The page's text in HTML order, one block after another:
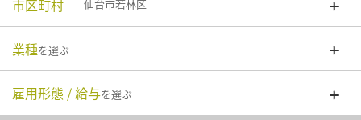
市区町村 仙台市若林区
業種を選ぶ
雇用形態 / 給与を選ぶ